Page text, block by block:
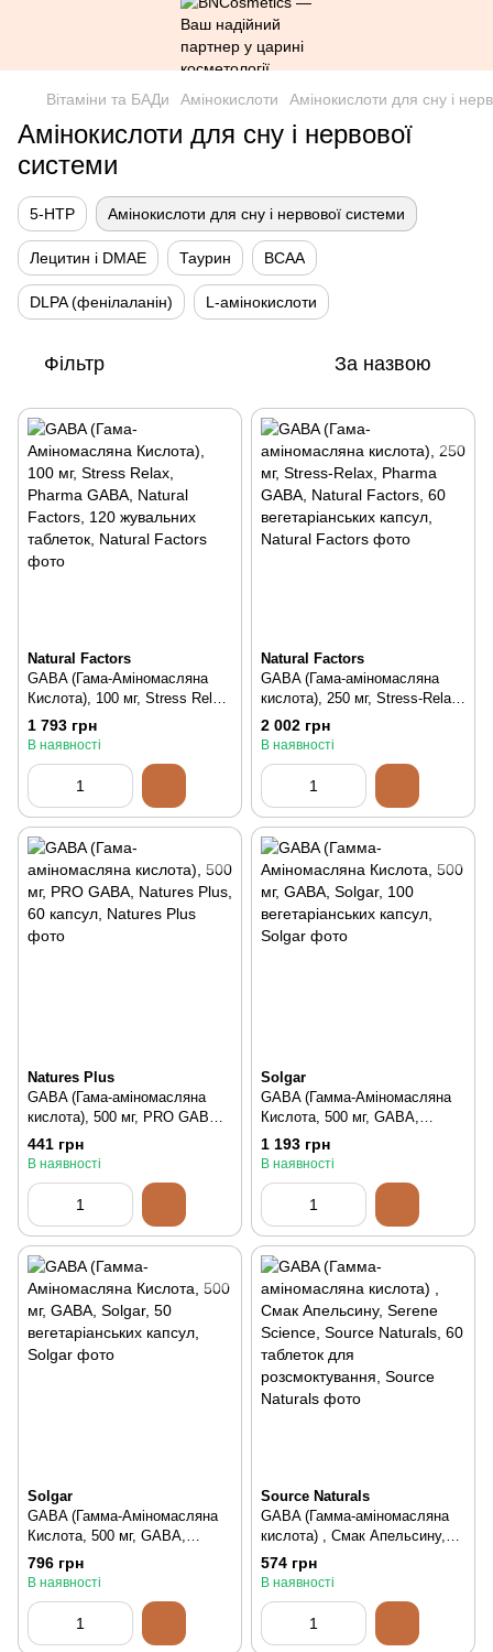
Вітаміни та БАДи Амінокислоти Амінокислоти для сну і
Амінокислоти для сну і нервової
системи
5-HTP Амінокислоти для сну і нервової системи
Лецитин і DMAE Таурин BCAA
DLPA (фенілаланін) L-амінокислоти
Фільтр За назвою
Natural Factors
GABA (Гама-Аміномасляна
Кислота), 100 мг, Stress Relax,
Pharma GABA, Natural
Factors, 120 жувальних
1 793 грн
В наявності
Natural Factors
GABA (Гама-аміномасляна
кислота), 250 мг, Stress-Relax,
Pharma GABA, Natural
Factors, 60 вегетаріанських
2 002 грн
В наявності
Natures Plus
GABA (Гама-аміномасляна
кислота), 500 мг, PRO GABA,
Natures Plus, 60 капсул, 60 шт
441 грн
В наявності
Solgar
GABA (Гамма-Аміномасляна
Кислота, 500 мг, GABA,
Solgar, 100 вегетаріанських
капсул, 100 шт
1 193 грн
В наявності
Solgar
GABA (Гамма-Аміномасляна
Кислота, 500 мг, GABA,
Solgar, 50 вегетаріанських
капсул, 50 шт
796 грн
В наявності
Source Naturals
GABA (Гамма-аміномасляна
кислота) , Смак Апельсину,
Serene Science, Source
Naturals, 60 таблеток для
574 грн
В наявності